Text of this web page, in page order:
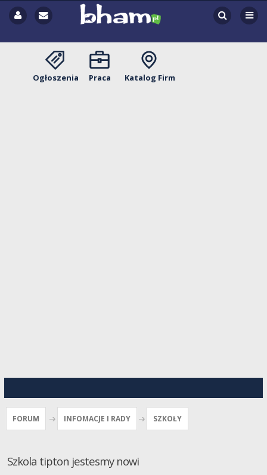
Ogłoszenia Praca Katalog Firm
FORUM INFOMACJE I RADY SZKOŁY
Szkola tipton jestesmy nowi